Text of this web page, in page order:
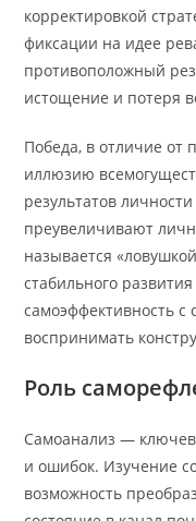
корректировкой
фиксации на идее
противоположный
истощение и потеря
Победа, в отличие от
иллюзию
результатов
преувеличивают
называется
стабильного
самоэффективность
воспринимать
Роль
Самоанализ —
и ошибок. Изучение
возможность